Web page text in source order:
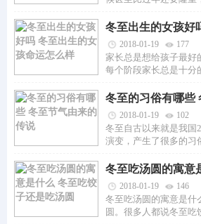
冬至出生的女孩好
运怎么样
2018-01-19 177
家长总是想给孩子最好
每个阶段家长总是十分
冬至的习俗有哪些
2018-01-19 102
冬至自古以来就是我国
演变，产生了很多的习
冬至吃汤圆的寓意
是吃汤圆
2018-01-19 146
冬至吃汤圆的寓意是什
圆。很多人都说冬至